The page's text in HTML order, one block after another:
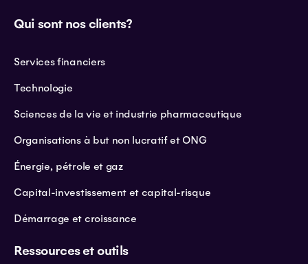
Qui sont nos clients?
Services financiers
Technologie
Sciences de la vie et industrie pharmaceutique
Organisations à but non lucratif et ONG
Énergie, pétrole et gaz
Capital-investissement et capital-risque
Démarrage et croissance
Ressources et outils